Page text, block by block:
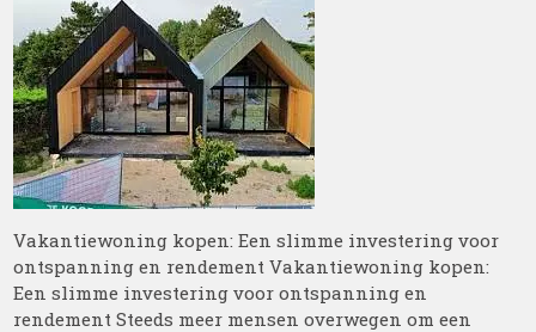
Vakantiewoning kopen: Een slimme investering voor
ontspanning en rendement Vakantiewoning kopen:
Een slimme investering voor ontspanning en
rendement Steeds meer mensen overwegen om een